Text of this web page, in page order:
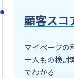
顧客スコ
マイページの
十人もの検討
でわかる